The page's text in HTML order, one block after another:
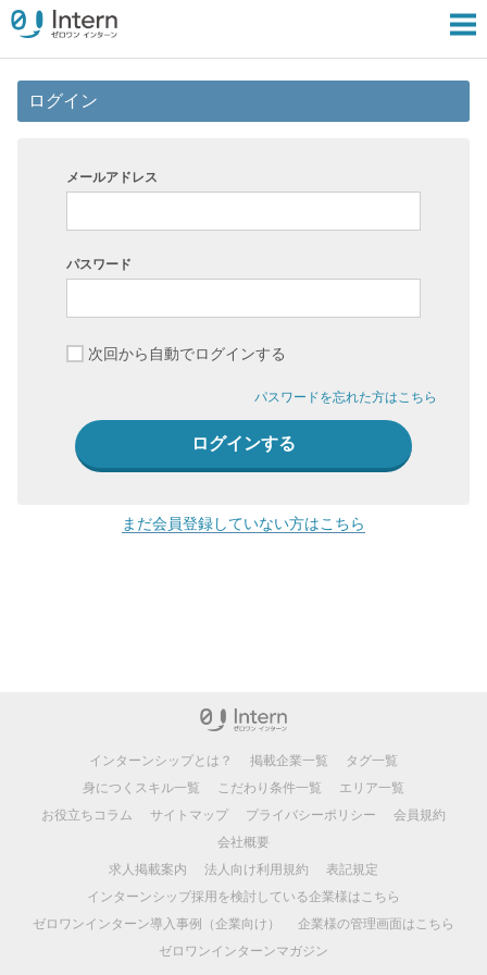
ログイン
メールアドレス
パスワード
次回から自動でログインする
パスワードを忘れた方はこちら
まだ会員登録していない方はこちら
インターンシップとは？ 掲載企業一覧
タグ一覧
身につくスキル一覧
こだわり条件一覧
エリア一覧
お役立ちコラム
サイトマップ プライバシーポリシー
会員規約
会社概要
求人掲載案内
法人向け利用規約
表記規定
インターンシップ採用を検討している企業様はこちら
ゼロワンインターン導入事例（企業向け）
企業様の管理画面はこちら
ゼロワンインターンマガジン